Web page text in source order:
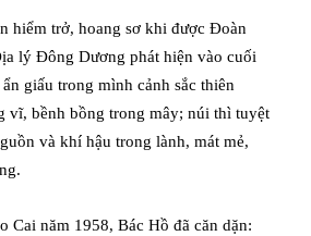
hiểm trở, hoang sơ khi được Đoàn
lý Đông Dương phát hiện vào cuối
ẩn giấu trong mình cảnh sắc thiên
vĩ, bềnh bồng trong mây; núi thì tuyệt
và khí hậu trong lành, mát mẻ,
Cai năm 1958, Bác Hồ đã căn dặn: